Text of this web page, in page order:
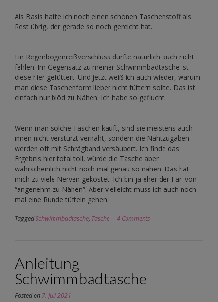
Als Basis hatte ich noch einen schönen Taschenstoff als
Rest übrig, der gerade so noch gereicht hat.
Ein Regenbogenreißverschluss durfte natürlich auch nicht
fehlen. Im Gegensatz zu meiner Schwimmbadtasche ist
diese hier gefüttert. Und jetzt weiß ich auch wieder, warum
man diese Taschenform lieber nicht füttern sollte. Das ist
einfach nur blöd zu Nähen. Ich habe so geflucht.
Wenn man solche Taschen kauft, sind sie meistens auch
innen nicht verstürzt vernäht, sondern die Nahtzugaben
werden oft mit Schrägband versäubert. Ich finde das
Ergebnis hier total toll, würde die Tasche aber
wahrscheinlich nicht noch mal genau so nähen. Das hat
mich zu viele Nerven gekostet. Ich bin ja eher der Fan von
“angenehm zu Nähen”. Aber vielleicht muss ich auch noch
mal eine Runde tüfteln gehen.
TaggedSchwimmbadtasche, Tasche 4 Comments
Anleitung
Schwimmbadtasche
Posted on 7. Juli 2021